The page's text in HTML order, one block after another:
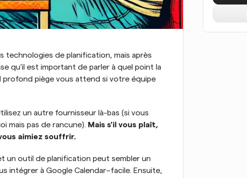
technologies de planification, mais après
qu'il est important de parler à quel point la
piège vous attend si votre équipe
un autre fournisseur là-bas (si vous
mais pas de rancune). Mais s'il vous plaît,
aimiez souffrir.
un outil de planification peut sembler un
intégrer à Google Calendar–facile. Ensuite,